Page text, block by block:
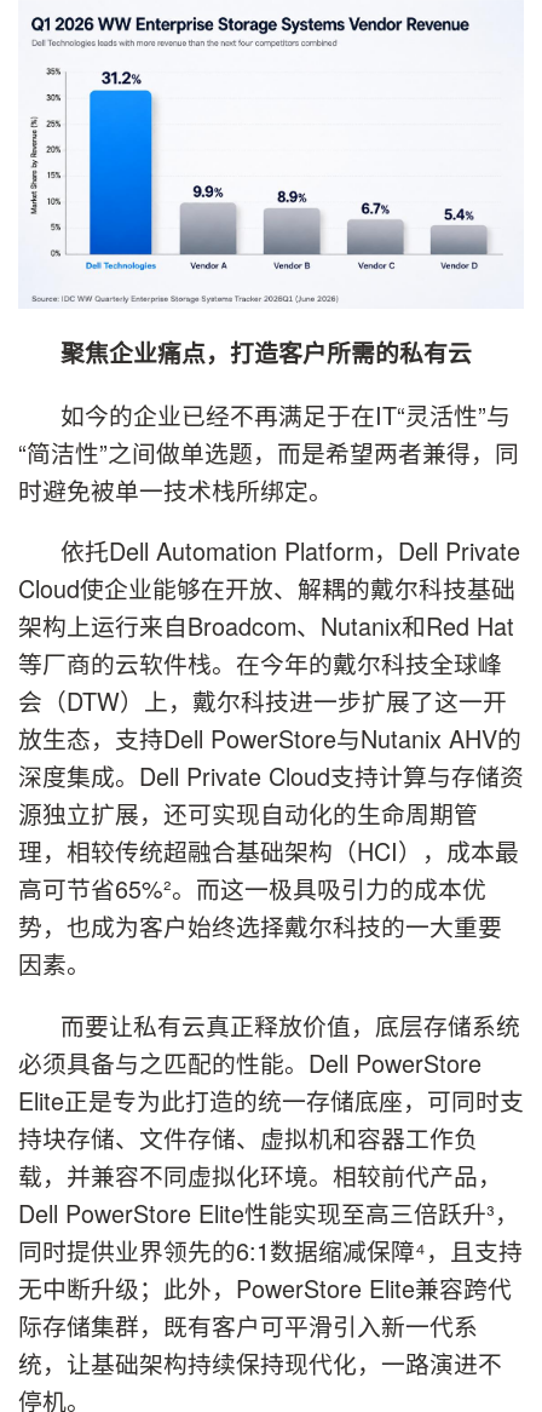
聚焦企业痛点，打造客户所需的私有云
如今的企业已经不再满足于在IT“灵活性”与
“简洁性”之间做单选题，而是希望两者兼得，同
时避免被单一技术栈所绑定。
依托Dell Automation Platform，Dell Private
Cloud使企业能够在开放、解耦的戴尔科技基础
架构上运行来自Broadcom、Nutanix和Red Hat
等厂商的云软件栈。在今年的戴尔科技全球峰
会（DTW）上，戴尔科技进一步扩展了这一开
放生态，支持Dell PowerStore与Nutanix AHV的
深度集成。Dell Private Cloud支持计算与存储资
源独立扩展，还可实现自动化的生命周期管
理，相较传统超融合基础架构（HCI），成本最
高可节省65%²。而这一极具吸引力的成本优
势，也成为客户始终选择戴尔科技的一大重要
因素。
而要让私有云真正释放价值，底层存储系统
必须具备与之匹配的性能。Dell PowerStore
Elite正是专为此打造的统一存储底座，可同时支
持块存储、文件存储、虚拟机和容器工作负
载，并兼容不同虚拟化环境。相较前代产品，
Dell PowerStore Elite性能实现至高三倍跃升³，
同时提供业界领先的6:1数据缩减保障⁴，且支持
无中断升级；此外，PowerStore Elite兼容跨代
际存储集群，既有客户可平滑引入新一代系
统，让基础架构持续保持现代化，一路演进不
停机。